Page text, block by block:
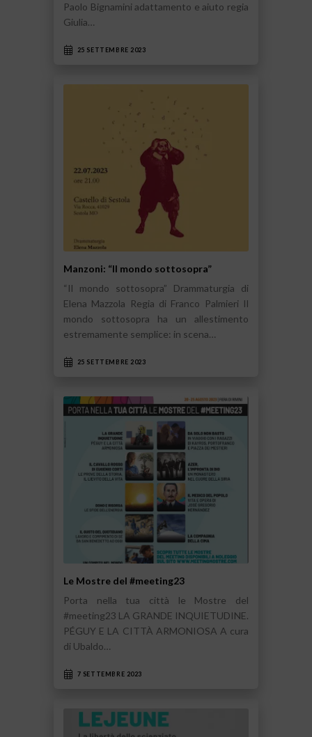
Paolo Bignamini adattamento e aiuto regia
Giulia…
25 SETTEMBRE 2023
Manzoni: “Il mondo sottosopra”
“Il mondo sottosopra” Drammaturgia di
Elena Mazzola Regia di Franco Palmieri Il
mondo sottosopra ha un allestimento
estremamente semplice: in scena…
25 SETTEMBRE 2023
Le Mostre del #meeting23
Porta nella tua città le Mostre del
#meeting23 LA GRANDE INQUIETUDINE.
PÉGUY E LA CITTÀ ARMONIOSA A cura
di Ubaldo…
7 SETTEMBRE 2023